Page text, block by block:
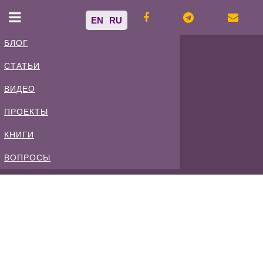
БЛОГ
СТАТЬИ
ВИДЕО
ПРОЕКТЫ
КНИГИ
ВОПРОСЫ
EN RU
Спиваковский
Блог